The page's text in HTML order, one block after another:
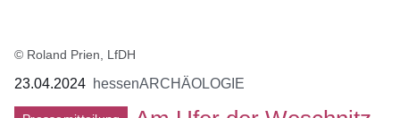
© Roland Prien, LfDH
23.04.2024 hessenARCHÄOLOGIE